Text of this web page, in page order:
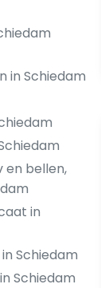
in Schiedam
en bellen,
in
Schiedam
Schiedam